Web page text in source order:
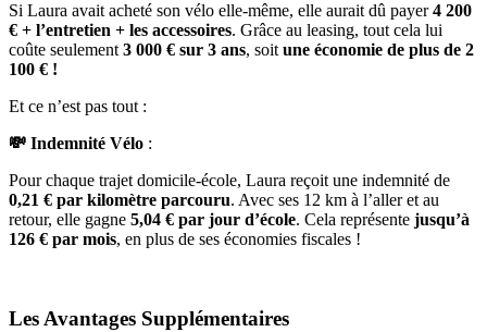
Si Laura avait acheté son vélo elle-même, elle aurait dû payer4 200
€ + l’entretien + les accessoires. Grâce au leasing, tout cela lui
coûte seulement3 000 € sur 3 ans, soitune économie de plus de 2
100 € !
Et ce n’est pas tout :
💸 Indemnité Vélo :
Pour chaque trajet domicile-école, Laura reçoit une indemnité de
0,21 € par kilomètre parcouru. Avec ses 12 km à l’aller et au
retour, elle gagne 5,04 € par jour d’école. Cela représente jusqu’à
126 € par mois, en plus de ses économies fiscales !
Les Avantages Supplémentaires